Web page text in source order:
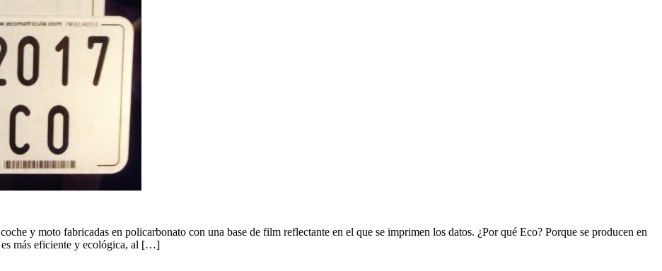
y moto fabricadas en policarbonato con una base de film reflectante en el que se imprimen los datos. ¿Por qué Eco? Porque se producen en
es más eficiente y ecológica, al […]